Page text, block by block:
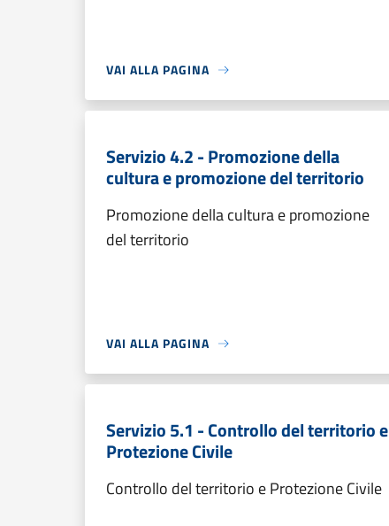
VAI ALLA PAGINA
Servizio 4.2 - Promozione della
cultura e promozione del territorio
Promozione della cultura e promozione
del territorio
VAI ALLA PAGINA
Servizio 5.1 - Controllo del territorio e
Protezione Civile
Controllo del territorio e Protezione Civile